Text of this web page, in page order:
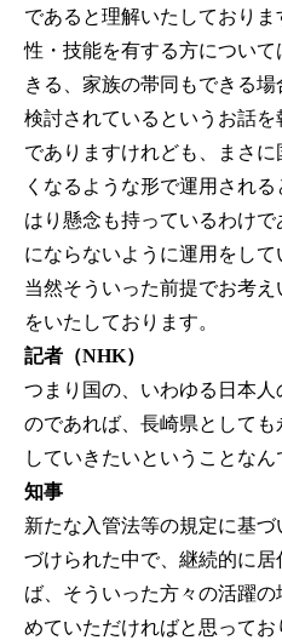
であると理解いたしており
性・技能を有する方につい
きる、家族の帯同もできる
検討されているというお話
でありますけれども、まさ
くなるような形で運用され
はり懸念も持っているわけ
にならないように運用をして
当然そういった前提でお考
をいたしております。
記者（NHK）
つまり国の、いわゆる日本
のであれば、長崎県として
していきたいということなん
知事
新たな入管法等の規定に基
づけられた中で、継続的に
ば、そういった方々の活躍
めていただければと思ってお